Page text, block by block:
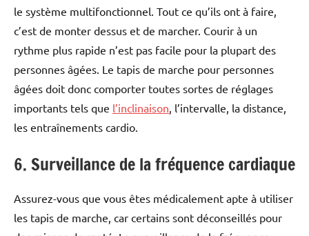
le système multifonctionnel. Tout ce qu’ils ont à faire,
c’est de monter dessus et de marcher. Courir à un
rythme plus rapide n’est pas facile pour la plupart des
personnes âgées. Le tapis de marche pour personnes
âgées doit donc comporter toutes sortes de réglages
importants tels que l’inclinaison, l’intervalle, la distance,
les entraînements cardio.
6. Surveillance de la fréquence cardiaque
Assurez-vous que vous êtes médicalement apte à utiliser
les tapis de marche, car certains sont déconseillés pour